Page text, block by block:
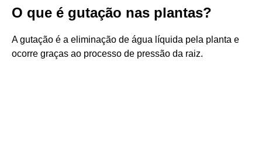
O que é gutação nas plantas?
A gutação é a eliminação de água líquida pela planta e
ocorre graças ao processo de pressão da raiz.